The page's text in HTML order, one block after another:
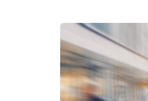
Image